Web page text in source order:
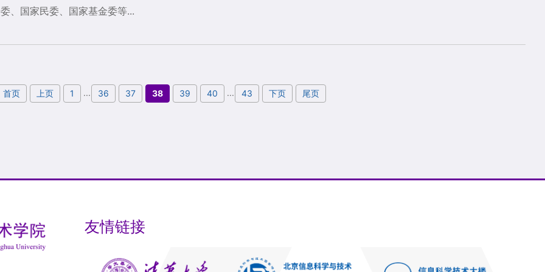
、国家民委、国家基金委等...
首页 上页 1 ... 36 37 38 39 40 ... 43 下页 尾页
友情链接